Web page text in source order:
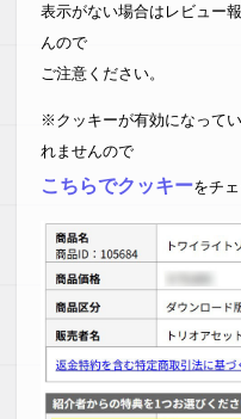
表示がない場合はレビュー
んので
ご注意ください。
※クッキーが有効になって
れませんので
こちらでクッキーをチ